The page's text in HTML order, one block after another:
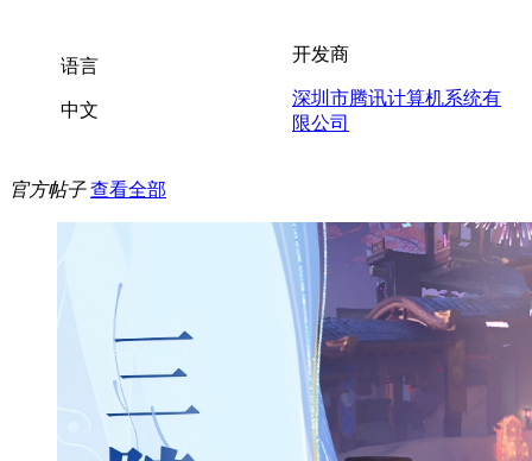
语言
中文
开发商
深圳市腾讯计算机系统有
限公司
官方帖子 查看全部